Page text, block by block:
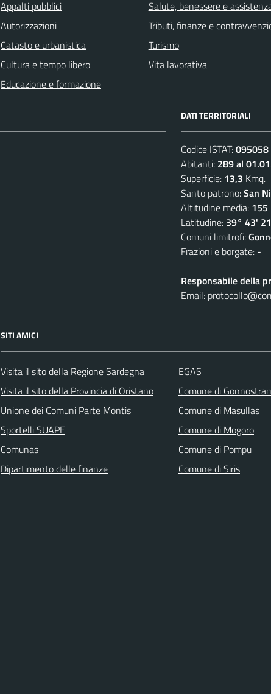
Appalti pubblici
Autorizzazioni
Catasto e urbanistica
Cultura e tempo libero
Educazione e formazione
Salute, benessere e
Tributi, finanze e
Turismo
Vita lavorativa
DATI TERRITORIALI
Codice ISTAT:095058
Abitanti: 289 al
Superficie: 13,3
Santo patrono:San
Altitudine media: 155
Latitudine: 39° 43'
Comuni limitrofi:
Frazioni e borgate: -
Responsabile della
Email:
SITI AMICI
Visita il sito della Regione Sardegna
Visita il sito della Provincia di Oristano
Unione dei Comuni Parte Montis
Sportelli SUAPE
Comunas
Dipartimento delle finanze
EGAS
Comune di
Comune di Masullas
Comune di Mogoro
Comune di Pompu
Comune di Siris